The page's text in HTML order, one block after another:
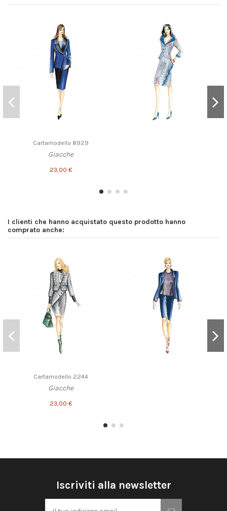
Cartamodello 8929
Giacche
23,00 €
I clienti che hanno acquistato questo prodotto hanno
comprato anche:
Cartamodello 2244
Giacche
23,00 €
Iscriviti alla newsletter